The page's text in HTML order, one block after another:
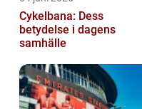
Cykelbana: Dess
betydelse i dagens
samhälle